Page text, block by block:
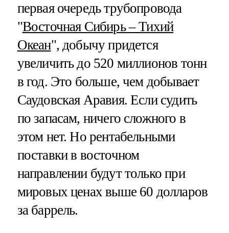
первая очередь трубопровода
"Восточная Сибирь – Тихий
Океан", добычу придется
увеличить до 520 миллионов тонн
в год. Это больше, чем добывает
Саудовская Аравия. Если судить
по запасам, ничего сложного в
этом нет. Но рентабельными
поставки в восточном
направлении будут только при
мировых ценах выше 60 долларов
за баррель.